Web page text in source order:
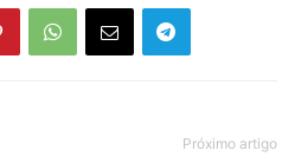
Próximo artigo